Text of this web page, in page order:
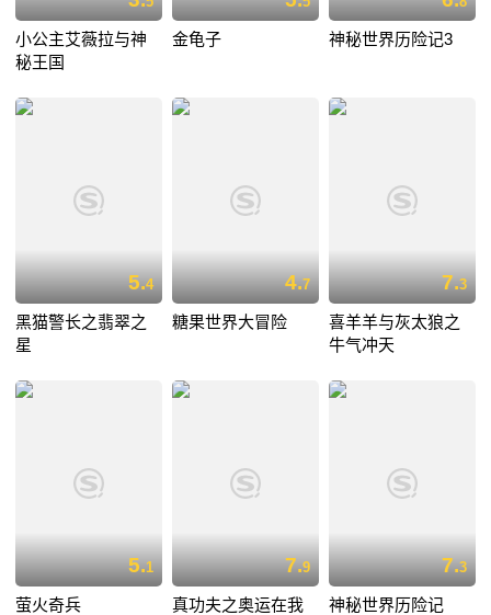
小公主艾薇拉与神
秘王国
金龟子 神秘世界历险记3
5.4
黑猫警长之翡翠之
星
4.7
糖果世界大冒险
7.3
喜羊羊与灰太狼之
牛气冲天
5.1
萤火奇兵
7.9
真功夫之奥运在我
7.3
神秘世界历险记